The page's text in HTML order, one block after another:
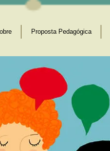
Proposta Pedagógica